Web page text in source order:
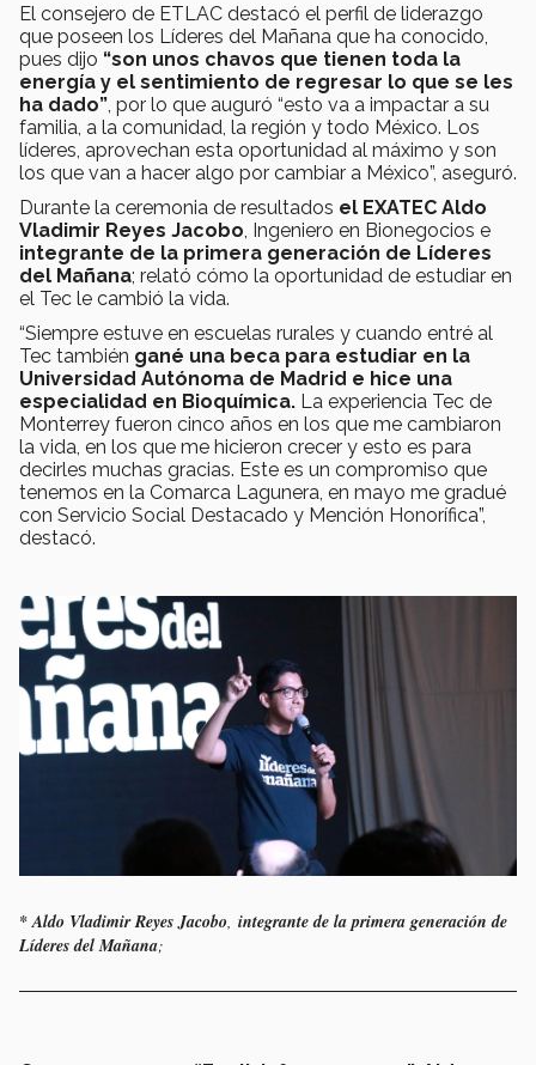
El consejero de ETLAC destacó el perfil de liderazgo
que poseen los Líderes del Mañana que ha conocido,
pues dijo “son unos chavos que tienen toda la
energía y el sentimiento de regresar lo que se les
ha dado” , por lo que auguró “esto va a impactar a su
familia, a la comunidad, la región y todo México. Los
líderes, aprovechan esta oportunidad al máximo y son
los que van a hacer algo por cambiar a México”, aseguró.
Durante la ceremonia de resultados el EXATEC Aldo
Vladimir Reyes Jacobo , Ingeniero en Bionegocios e
integrante de la primera generación de Líderes
del Mañana; relató cómo la oportunidad de estudiar en
el Tec le cambió la vida.
“Siempre estuve en escuelas rurales y cuando entré al
Tec también gané una beca para estudiar en la
Universidad Autónoma de Madrid e hice una
especialidad en Bioquímica. La experiencia Tec de
Monterrey fueron cinco años en los que me cambiaron
la vida, en los que me hicieron crecer y esto es para
decirles muchas gracias. Este es un compromiso que
tenemos en la Comarca Lagunera, en mayo me gradué
con Servicio Social Destacado y Mención Honorífica”,
destacó.
* Aldo Vladimir Reyes Jacobo integrante de la primera generación de
Líderes del Mañana;